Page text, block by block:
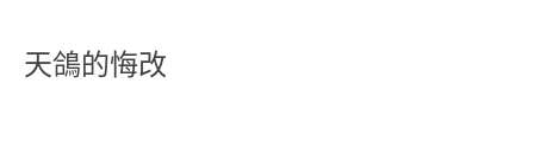
天鴿的悔改